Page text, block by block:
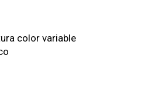
color variable